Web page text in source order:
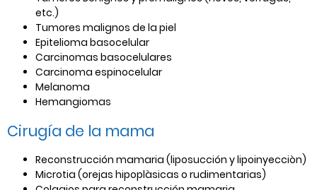
etc.)
Tumores malignos de la piel
Epitelioma basocelular
Carcinomas basocelulares
Carcinoma espinocelular
Melanoma
Hemangiomas
Cirugía de la mama
Reconstrucción mamaria (liposucción y lipoinyecciòn)
Microtia (orejas hipoplàsicas o rudimentarias)